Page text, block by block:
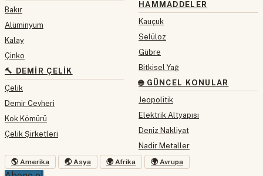
Bakır
Alüminyum
Kalay
Çinko
🔨 DEMIR ÇELIK
Çelik
Demir Cevheri
Kok Kömürü
Çelik Şirketleri
HAMMADDELER
Kauçuk
Selüloz
Gübre
Bitkisel Yağ
🌐 GÜNCEL KONULAR
Jeopolitik
Elektrik Altyapısı
Deniz Nakliyat
Nadir Metaller
🌎 Amerika 🌏 Asya 🌍 Afrika 🌍 Avrupa